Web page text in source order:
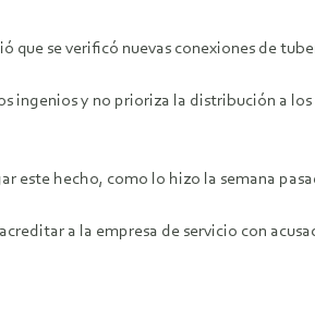
se verificó nuevas conexiones de
ingenios y no prioriza la distribución a
este hecho, como lo hizo la semana
a la empresa de servicio con